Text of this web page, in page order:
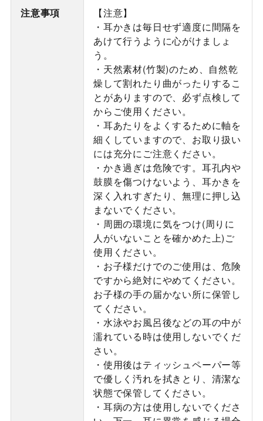
注意事項
【注意】
・耳かきは毎日せず適度に間隔を
あけて行うように心がけましょ
う。
・天然素材(竹製)のため、自然乾
燥して割れたり曲がったりするこ
とがありますので、必ず点検して
からご使用ください。
・耳あたりをよくするために軸を
細くしていますので、お取り扱い
には充分にご注意ください。
・かき過ぎは危険です。耳孔内や
鼓膜を傷つけないよう、耳かきを
深く入れすぎたり、無理に押し込
まないでください。
・周囲の環境に気をつけ(周りに
人がいないことを確かめた上)ご
使用ください。
・お子様だけでのご使用は、危険
ですから絶対にやめてください。
お子様の手の届かない所に保管し
てください。
・水泳やお風呂後などの耳の中が
濡れている時は使用しないでくだ
さい。
・使用後はティッシュペーパー等
で優しく汚れを拭きとり、清潔な
状態で保管してください。
・耳病の方は使用しないでくださ